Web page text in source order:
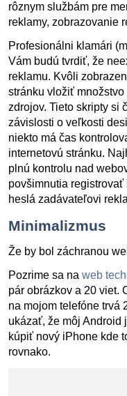
rôznym službám pre
reklamy, zobrazovanie
Profesionálni klamári
Vám budú tvrdiť, že
reklamu. Kvôli
stránku vložiť množstvo
zdrojov. Tieto skripty si
závislosti o veľkosti
niekto má čas
internetovú stránku.
plnú kontrolu nad
povšimnutia
heslá zadávateľovi
Minimalizmus
Že by bol záchranou
Pozrime sa na web
pár obrázkov a 20 viet.
na mojom telefóne trvá
ukázať, že môj Android
kúpiť nový iPhone kde
rovnako.